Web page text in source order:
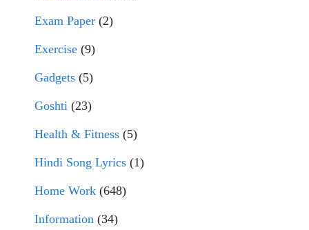
Exam Paper (2)
Exercise (9)
Gadgets (5)
Goshti (23)
Health & Fitness (5)
Hindi Song Lyrics (1)
Home Work (648)
Information (34)